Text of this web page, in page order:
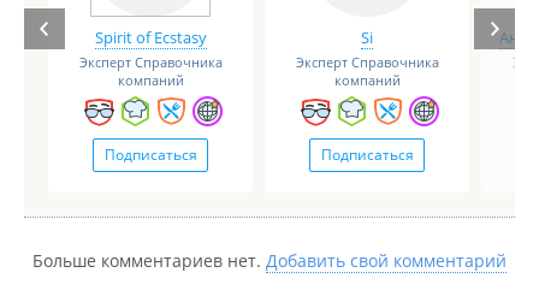
Spirit of Ecstasy
Эксперт Справочника
компаний
Подписаться
Si
Эксперт Справочника
компаний
Подписаться
Больше комментариев нет. Добавить свой комментарий